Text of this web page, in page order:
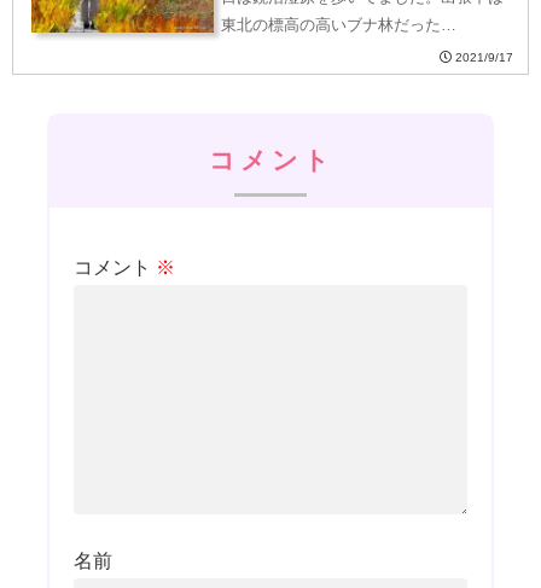
東北の標高の高いブナ林だった…
2021/9/17
コメント
コメント ※
名前